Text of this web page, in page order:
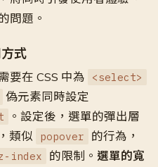
問題。
式
要在 CSS 中為 <select>
偽元素同時設定
。設定後，選單的彈出層
類似
popover
的行為，
index 的限制。 選單的寬